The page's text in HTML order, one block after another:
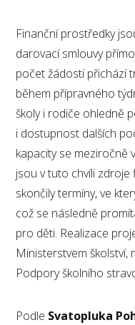
Finanční prostředky
darovací smlouvy
počet žádostí přichází
během přípravného
školy i rodiče ohledně
i dostupnost dalších
kapacity se meziročně
jsou v tuto chvíli zdroje
skončily termíny, ve
což se následně
pro děti. Realizace
Ministerstvem školství,
Podpory školního
Podle Svatopluka